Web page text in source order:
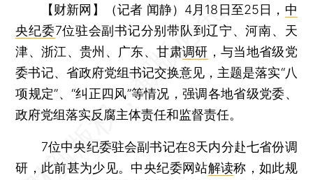
【财新网】（记者 闻静） 4月18日至25日， 中
央纪委7位驻会副书记分别带队到辽宁、河南、天
津、浙江、贵州、广东、甘肃调研 ，与当地省级党
委书记、省政府党组书记交换意见，主题是落实“八
项规定”、“纠正四风”等情况，强调各地省级党委、
政府党组落实反腐主体责任和监督责任。
7位中央纪委驻会副书记在8天内分赴七省份调
研，此前甚为少见。中央纪委网站解读称，如此规